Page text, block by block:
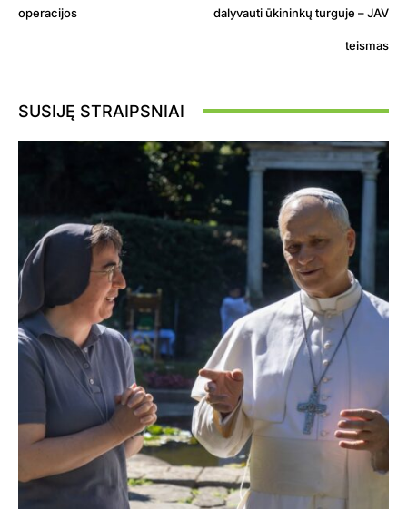
operacijos dalyvauti ūkininkų turguje – JAV
teismas
SUSIJĘ STRAIPSNIAI